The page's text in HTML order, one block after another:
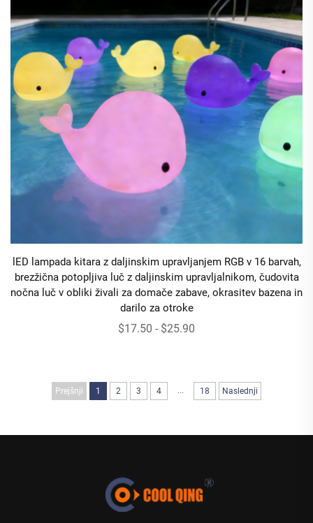
lED lampada kitara z daljinskim upravljanjem RGB v 16 barvah,
brezžična potopljiva luč z daljinskim upravljalnikom, čudovita
nočna luč v obliki živali za domače zabave, okrasitev bazena in
darilo za otroke
$17.50 - $25.90
Prejšnji 1 2 3 4 ... 18 Naslednji